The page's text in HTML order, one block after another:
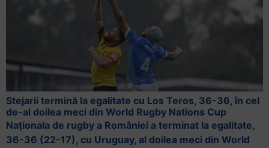
Stejarii termină la egalitate cu Los Teros, 36-36, în cel
de-al doilea meci din World Rugby Nations Cup
Naționala de rugby a României a terminat la egalitate,
36-36 (22-17), cu Uruguay, al doilea meci din World